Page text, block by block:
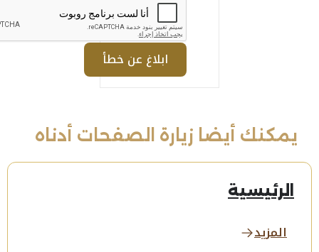
يمكنك أيضا زيارة الصفحات أدناه
الرئيسية
المزيد